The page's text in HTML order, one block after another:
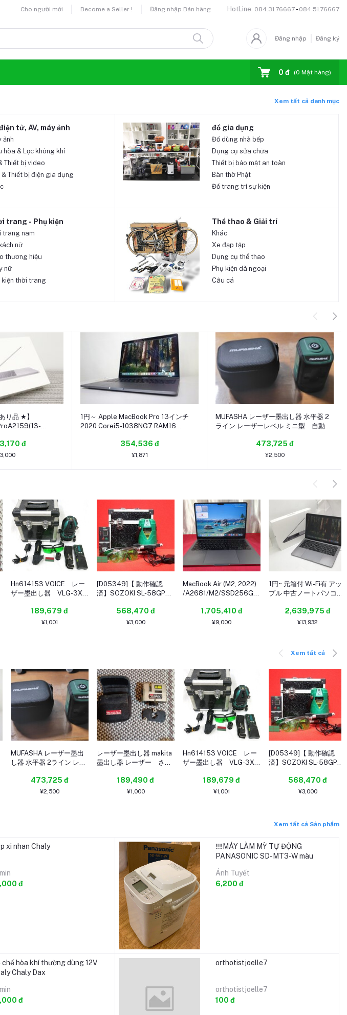
Cho người mới Become a Seller ! Đăng nhập Bán hàng HotLine: 084.31.76667- 084.51.76667
Đăng nhập Đăng ký
0 đ (0 Mặt hàng)
Xem tất cả danh mục
tử, AV, máy ảnh
ảnh
hòa & Lọc không khí
Thiết bị video
& Thiết bị điện gia dụng
đồ gia dụng
Đồ dùng nhà bếp
Dụng cụ sửa chữa
Thiết bị bảo mật an toàn
Bàn thờ Phật
Đồ trang trí sự kiện
trang - Phụ kiện
trang nam
nữ
thương hiệu
nữ
kiện thời trang
Thể thao & Giải trí
Khác
Xe đạp tập
Dụng cụ thể thao
Phụ kiện dã ngoại
Câu cá
り品 ★】
đ
1円～ Apple MacBook Pro 13インチ
2020 Corei5-1038NG7 RAM16
354,536 đ
¥1,871
MUFASHA レーザー墨出し器 水平器 2
ライン レーザーレベル ミニ型 自動水
ラス2 (Red Line)473,725 đ
¥2,500
Hn614153 VOICE レー
ザー墨出し器 VLG-3X
189,679 đ
¥1,001
[D05349]【 動作確認
済】SOZOKI SL-58GPE
器 フルライン 電子整準方
式 受光器・グラス×2・ケ
568,470 đ
¥3,000
MacBook Air (M2, 2022)
/A2681/M2/SSD256GB/
品 (2608032)
1,705,410 đ
¥9,000
1円~ 元箱付 Wi-Fi有 アッ
プル 中古ノートパソコン
A1989 Core i7 8569U
16GB 512GB 高速SSD 無
2,639,975 đ
¥13,932
Xem tất cả
MUFASHA レーザー墨出
し器 水平器 2ライン レー
水平調整機能 収納バック
付き レーザークラス2
473,725 đ
¥2,500
レーザー墨出し器 makita
墨出し器 レーザー さげ
189,490 đ
¥1,000
Hn614153 VOICE レー
ザー墨出し器 VLG-3X
189,679 đ
¥1,001
[D05349]【 動作確認
済】SOZOKI SL-58GPE
器 フルライン 電子整準方
式 受光器・グラス×2・ケ
568,470 đ
¥3,000
Xem tất cả Sản phẩm
xi nhan Chaly
đ
‼️‼️MÁY LÀM MỲ TỰ ĐỘNG
PANASONIC SD-MT3-W màu
Ánh Tuyết
6,200 đ
chế hòa khí thường dùng 12V
Chaly Dax
đ
orthotistjoelle7
orthotistjoelle7
100 đ